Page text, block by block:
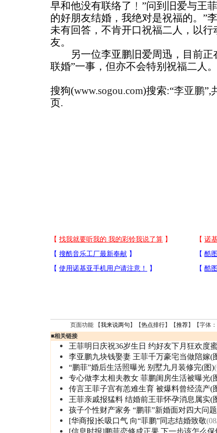
早和他没有联络了﹗”问到旧爱与王
的好朋友结婚，我绝对是祝福的。”
未有回答，不肯开口祝福二人，以
友。
另一位李亚鹏旧爱周迅，目前正
联婚”一事，但亦不会特别祝福二人。
搜狗(www.sogou.com)搜索:“李亚鹏”,
页.
页面功能 【我来说两句 】【热点排行】【推荐】【字体：
■相关链接
王菲明日庆祝36岁生日 约好友下月狂欢度
李亚鹏九块钱娶妻 王菲千万豪宅当做陪嫁(
“鹏菲”婚后生活照曝光 别墅九月装修完(图)
专心做李太相夫教女 菲鹏闺房生活被曝光(
传言王菲子宫有恙难生育 被爆料曾经流产(
王菲亲戚报猛料 结婚前王菲怀孕消息属实(
孩子个性财产家务 “鹏菲”新婚面对四大问题
[华商报]长吸口气 向“菲鹏”同志结婚致敬